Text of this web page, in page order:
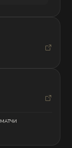
МАТЧИ